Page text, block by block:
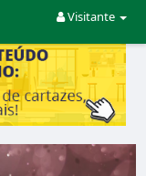
Visitante